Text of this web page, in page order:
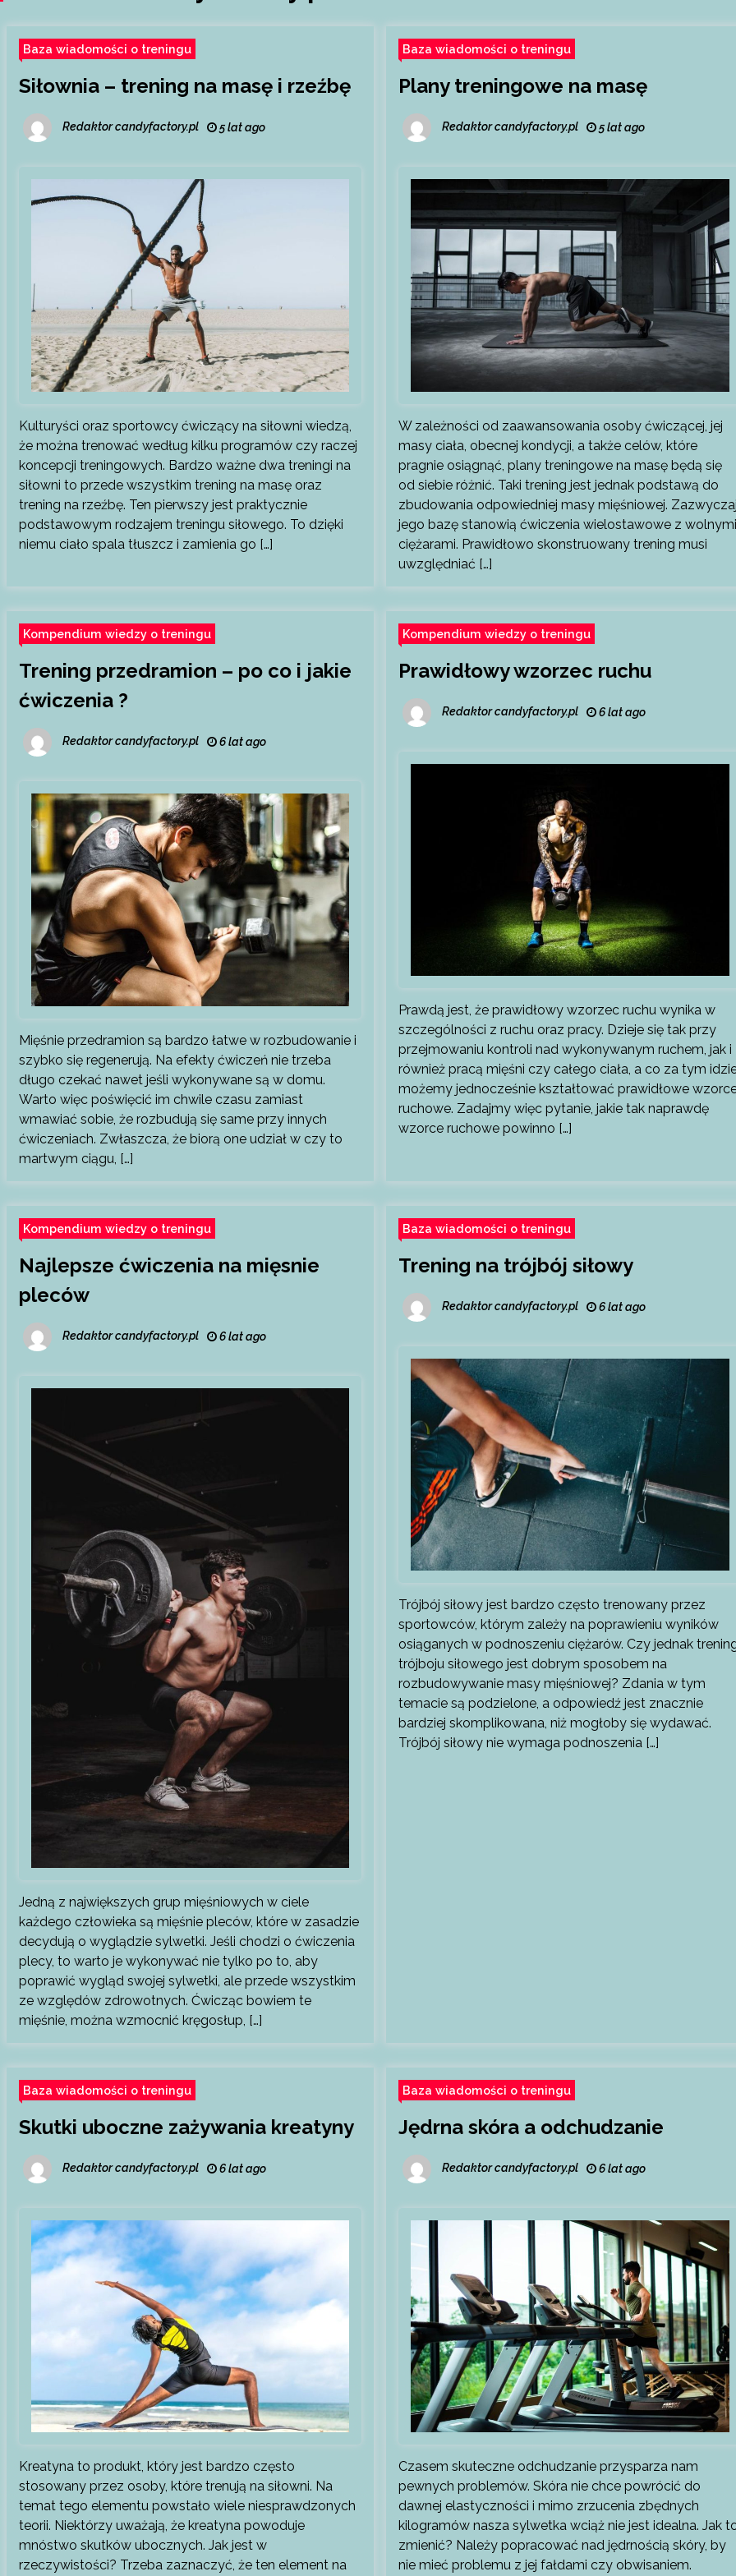
Baza wiadomości o treningu
Siłownia – trening na masę i rzeźbę
Redaktor candyfactory.pl 5 lat ago
Kulturyści oraz sportowcy ćwiczący na siłowni wiedzą,
że można trenować według kilku programów czy raczej
koncepcji treningowych. Bardzo ważne dwa treningi na
siłowni to przede wszystkim trening na masę oraz
trening na rzeźbę. Ten pierwszy jest praktycznie
podstawowym rodzajem treningu siłowego. To dzięki
niemu ciało spala tłuszcz i zamienia go […]
Baza wiadomości o treningu
Plany treningowe na masę
Redaktor candyfactory.pl 5 lat ago
W zależności od zaawansowania osoby ćwiczącej, jej
masy ciała, obecnej kondycji, a także celów, które
pragnie osiągnąć, plany treningowe na masę będą się
od siebie różnić. Taki trening jest jednak podstawą do
zbudowania odpowiedniej masy mięśniowej.
jego bazę stanowią ćwiczenia wielostawowe z
ciężarami. Prawidłowo skonstruowany trening musi
uwzględniać […]
Kompendium wiedzy o treningu
Trening przedramion – po co i jakie
ćwiczenia ?
Redaktor candyfactory.pl 6 lat ago
Mięśnie przedramion są bardzo łatwe w rozbudowanie i
szybko się regenerują. Na efekty ćwiczeń nie trzeba
długo czekać nawet jeśli wykonywane są w domu.
Warto więc poświęcić im chwile czasu zamiast
wmawiać sobie, że rozbudują się same przy innych
ćwiczeniach. Zwłaszcza, że biorą one udział w czy to
martwym ciągu, […]
Kompendium wiedzy o treningu
Prawidłowy wzorzec ruchu
Redaktor candyfactory.pl 6 lat ago
Prawdą jest, że prawidłowy wzorzec ruchu wynika w
szczególności z ruchu oraz pracy. Dzieje się tak przy
przejmowaniu kontroli nad wykonywanym ruchem, jak i
również pracą mięśni czy całego ciała, a co za tym
możemy jednocześnie kształtować prawidłowe
ruchowe. Zadajmy więc pytanie, jakie tak naprawdę
wzorce ruchowe powinno […]
Kompendium wiedzy o treningu
Najlepsze ćwiczenia na mięsnie
pleców
Redaktor candyfactory.pl 6 lat ago
Jedną z największych grup mięśniowych w ciele
każdego człowieka są mięśnie pleców, które w zasadzie
decydują o wyglądzie sylwetki. Jeśli chodzi o ćwiczenia
plecy, to warto je wykonywać nie tylko po to, aby
poprawić wygląd swojej sylwetki, ale przede wszystkim
ze względów zdrowotnych. Ćwicząc bowiem te
mięśnie, można wzmocnić kręgosłup, […]
Baza wiadomości o treningu
Trening na trójbój siłowy
Redaktor candyfactory.pl 6 lat ago
Trójbój siłowy jest bardzo często trenowany przez
sportowców, którym zależy na poprawieniu wyników
osiąganych w podnoszeniu ciężarów. Czy jednak
trójboju siłowego jest dobrym sposobem na
rozbudowywanie masy mięśniowej? Zdania w tym
temacie są podzielone, a odpowiedź jest znacznie
bardziej skomplikowana, niż mogłoby się wydawać.
Trójbój siłowy nie wymaga podnoszenia […]
Baza wiadomości o treningu
Skutki uboczne zażywania kreatyny
Redaktor candyfactory.pl 6 lat ago
Kreatyna to produkt, który jest bardzo często
stosowany przez osoby, które trenują na siłowni. Na
temat tego elementu powstało wiele niesprawdzonych
teorii. Niektórzy uważają, że kreatyna powoduje
mnóstwo skutków ubocznych. Jak jest w
rzeczywistości? Trzeba zaznaczyć, że ten element na
Baza wiadomości o treningu
Jędrna skóra a odchudzanie
Redaktor candyfactory.pl 6 lat ago
Czasem skuteczne odchudzanie przysparza nam
pewnych problemów. Skóra nie chce powrócić do
dawnej elastyczności i mimo zrzucenia zbędnych
kilogramów nasza sylwetka wciąż nie jest idealna. Jak
zmienić? Należy popracować nad jędrnością skóry, by
nie mieć problemu z jej fałdami czy obwisaniem.